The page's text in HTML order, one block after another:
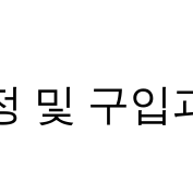
및 구입